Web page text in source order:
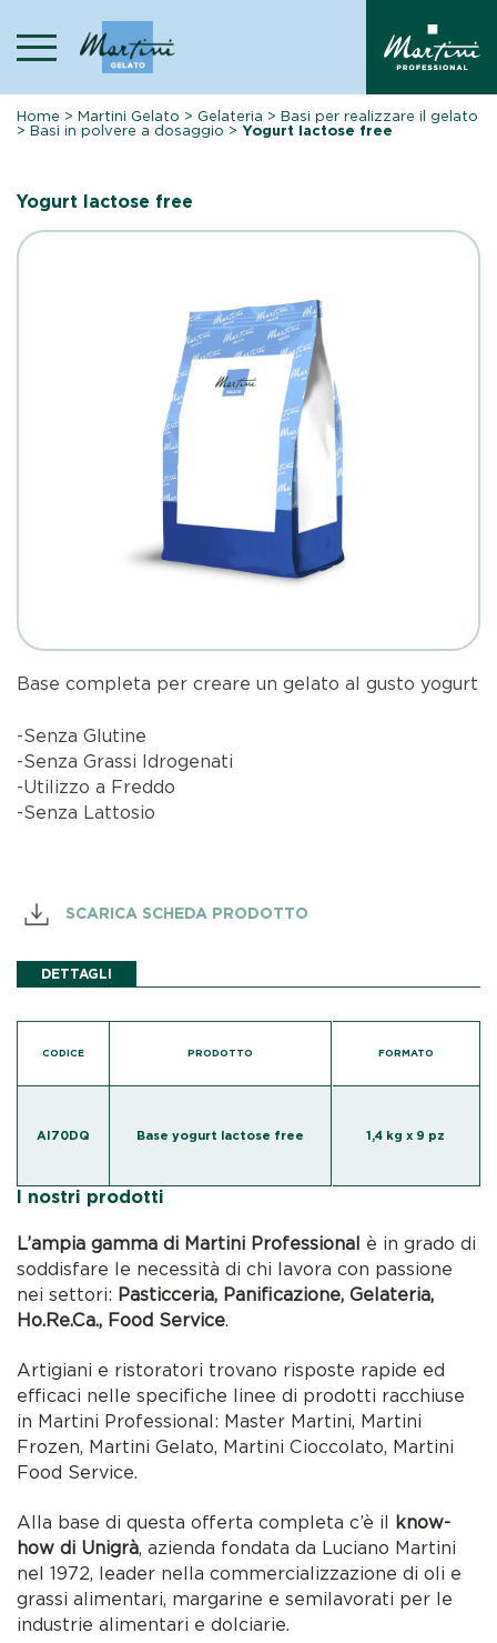
content
Home >Martini Gelato > Gelateria >Basi per realizzare il gelato
>Basi in polvere a dosaggio >Yogurt lactose free
Yogurt lactose free
Base completa per creare un gelato al gusto yogurt
-Senza Glutine
-Senza Grassi Idrogenati
-Utilizzo a Freddo
-Senza Lattosio
SCARICA SCHEDA PRODOTTO
DETTAGLI
CODICE PRODOTTO
AI70DQ Base yogurt lactose free
FORMATO
1,4 kg x 9 pz
I nostri prodotti
L’ampia gamma di Martini Professional è in grado di
soddisfare le necessità di chi lavora con passione
nei settori: Pasticceria, Panificazione, Gelateria,
Ho.Re.Ca., Food Service.
Artigiani e ristoratori trovano risposte rapide ed
efficaci nelle specifiche linee di prodotti racchiuse
in Martini Professional: Master Martini, Martini
Frozen, Martini Gelato, Martini Cioccolato, Martini
Food Service.
Alla base di questa offerta completa c’è il know-
how di Unigrà, azienda fondata da Luciano Martini
nel 1972, leader nella commercializzazione di oli e
grassi alimentari, margarine e semilavorati per le
industrie alimentari e dolciarie.